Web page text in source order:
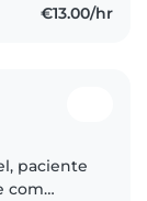
€13.00/hr
paciente
com